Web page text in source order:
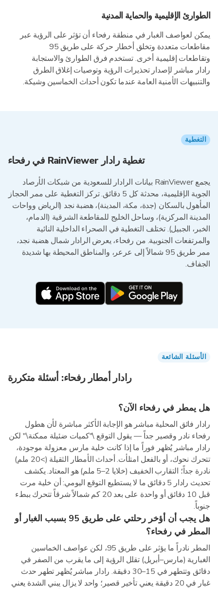
الطوارئ الإقليمية والحماية المدنية
يمكن لعواصف الغبار في منطقة رفحاء أن تؤثر على الرؤية عبر
مقاطعات متعددة وتخلق أخطار حركة على طريق 95
وتقاطعات إقليمية أخرى. تستخدم فرق الطوارئ والاستجابة
رادار مباشر لإصدار تحذيرات الرؤية وتوصيات إغلاق الطرق
والتنبيهات الأمنية العامة عندما تكون أحداث الخماسين وشيكة.
التغطية
تغطية رادار RainViewer في رفحاء
يجمع RainViewer بيانات الرادار للسعودية من شبكات الأرصاد
الجوية الإقليمية، محدثة كل 5 دقائق. تركز التغطية على ممر الحجاز
المأهول بالسكان (جدة، مكة، المدينة)، هضبة نجد (الرياض وواحات
المدينة المركزية)، وساحل الخليج للمقاطعة الشرقية (الدمام،
الخبر، الجبيل). تختلف التغطية في الصحراء الداخلية النائية
والمرتفعات الجنوبية. من رفحاء، يعرض الرادار شمال هضبة نجد،
ممر طريق 95 شمالاً إلى عرعر، والمناطق المحيطة بها شديدة
الجفاف.
الأسئلة الشائعة
رادار أمطار رفحاء: أسئلة متكررة
هل يمطر في رفحاء الآن؟
رادار فائق المحلية مباشر هو الإجابة الأكثر مباشرة لأن هطول
رفحاء نادر وقصير جداً — يقول التوقع \"كميات ضئيلة ممكنة\" لكن
رادار مباشر يُظهر فوراً ما إذا كانت خلية مارس معزولة موجودة،
تتحرك نحوك، أو بالفعل امتلأت. أحداث الأمطار الثقيلة (>20 ملم)
نادرة جداً؛ التقارب الخفيف (خلايا 2–5 ملم) هو المعتاد. يكشف
تحديث رادار 5 دقائق ما لا يستطيع التوقع اليومي: أن خلية مرت
قبل 10 دقائق أو واحدة على بعد 20 كم شمالاً شرقاً تتحرك ببطء
جنوباً.
هل يجب أن أؤخر رحلتي على طريق 95 بسبب الغبار أو
المطر في رفحاء؟
المطر نادراً ما يؤثر على طريق 95، لكن عواصف الخماسين
الغبارية (مارس–أبريل) تقلل الرؤية إلى ما يقرب من الصفر في
دقائق وتتطهر في 15–30 دقيقة. رادار مباشر يُظهر تطهر حدث
غبار في 20 دقيقة يعني تأخير قصير؛ واحد لا يزال يبني الشدة يعني